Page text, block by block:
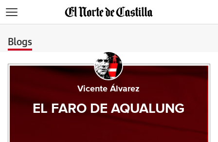
Blogs
Vicente Álvarez
EL FARO DE AQUALUNG